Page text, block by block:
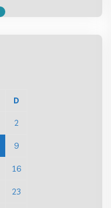
D
2
9
16
23